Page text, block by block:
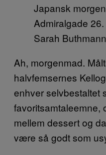
Japansk
Admiralgade
Sarah
Ah, morgenmad.
halvfemsernes
enhver selvbestaltet
mellem dessert og
være så godt som